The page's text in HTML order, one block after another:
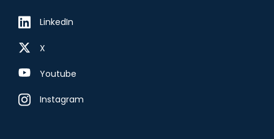
LinkedIn
X
Youtube
Instagram